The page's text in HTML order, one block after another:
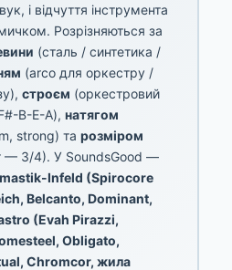
і відчуття інструмента
Розрізняються за
(сталь / синтетика /
(arco для оркестру /
строєм (оркестровий
B-E-A), натягом
strong) та розміром
— 3/4). У SoundsGood —
Infeld (Spirocore
Belcanto, Dominant,
(Evah Pirazzi,
Obligato,
Chromcor, жила